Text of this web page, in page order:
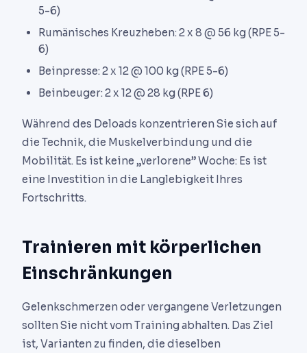
5-6)
Rumänisches Kreuzheben: 2 x 8 @ 56 kg (RPE 5-
6)
Beinpresse: 2 x 12 @ 100 kg (RPE 5-6)
Beinbeuger: 2 x 12 @ 28 kg (RPE 6)
Während des Deloads konzentrieren Sie sich auf
die Technik, die Muskelverbindung und die
Mobilität. Es ist keine „verlorene” Woche: Es ist
eine Investition in die Langlebigkeit Ihres
Fortschritts.
Trainieren mit körperlichen
Einschränkungen
Gelenkschmerzen oder vergangene Verletzungen
sollten Sie nicht vom Training abhalten. Das Ziel
ist, Varianten zu finden, die dieselben